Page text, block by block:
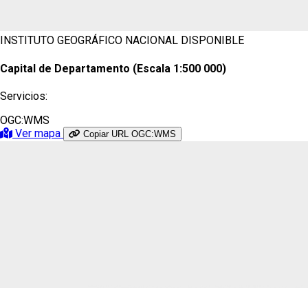
INSTITUTO GEOGRÁFICO NACIONAL DISPONIBLE
Capital de Departamento (Escala 1:500 000)
Servicios:
OGC:WMS
Ver mapa
Copiar URL OGC:WMS